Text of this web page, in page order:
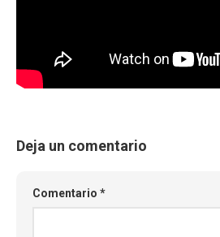
Deja un comentario
Comentario *